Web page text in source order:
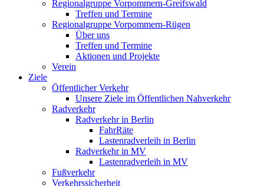
Regionalgruppe Vorpommern-Greifswald
Treffen und Termine
Regionalgruppe Vorpommern-Rügen
Über uns
Treffen und Termine
Aktionen und Projekte
Verein
Ziele
Öffentlicher Verkehr
Unsere Ziele im Öffentlichen Nahverkehr
Radverkehr
Radverkehr in Berlin
FahrRäte
Lastenradverleih in Berlin
Radverkehr in MV
Lastenradverleih in MV
Fußverkehr
Verkehrssicherheit